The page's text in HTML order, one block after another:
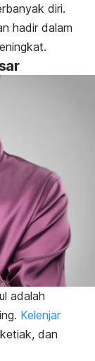
diri.
hadir dalam
adalah
Kelenjar
dan